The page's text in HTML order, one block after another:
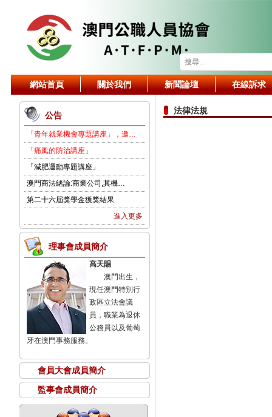
網站首頁 關於我們 新聞論壇 在線訴求
公告
「青年就業機會專題講座」，邀…
「痛風的防治講座」
「減肥運動專題講座」
澳門商法緒論:商業公司,其機…
第二十六屆獎學金獲獎結果
進入更多
理事會成員簡介
高天賜
澳門出生，
現任澳門特別行
政區立法會議
員，職業為退休
公務員以及葡萄
牙在澳門事務服務。
會員大會成員簡介
監事會成員簡介
法律法規